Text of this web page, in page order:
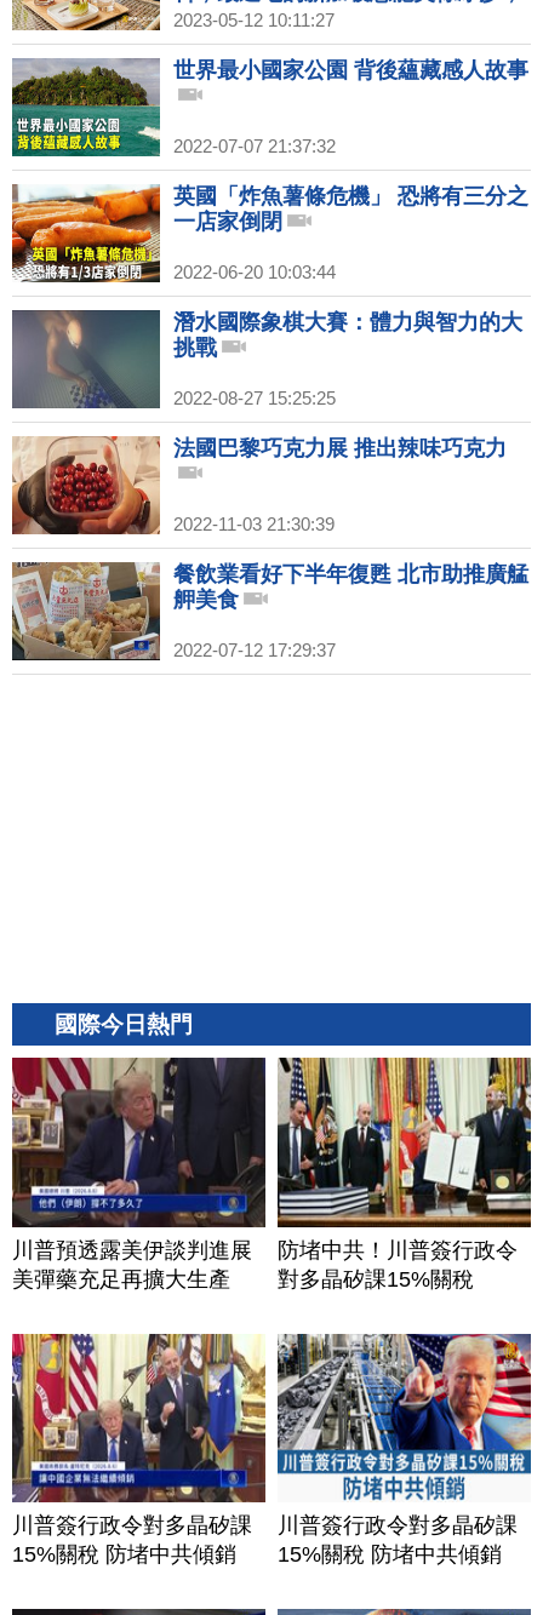
療癒系的漢方草本茶，使用茶冰磚的
冰磚茶，獨家冰滴技術的冰萃茶，威
士忌杯裝的台灣高山茶！｜1000步的
繽紛台灣(439)預告
2023-05-12 10:11:27
世界最小國家公園 背後蘊藏感人故事
2022-07-07 21:37:32
英國「炸魚薯條危機」 恐將有三分之
一店家倒閉
2022-06-20 10:03:44
潛水國際象棋大賽：體力與智力的大
挑戰
2022-08-27 15:25:25
法國巴黎巧克力展 推出辣味巧克力
2022-11-03 21:30:39
餐飲業看好下半年復甦 北市助推廣艋
舺美食
2022-07-12 17:29:37
國際今日熱門
川普預透露美伊談判進展
美彈藥充足再擴大生產
防堵中共！川普簽行政令
對多晶矽課15%關稅
川普簽行政令對多晶矽課
15%關稅 防堵中共傾銷
川普簽行政令對多晶矽課
15%關稅 防堵中共傾銷